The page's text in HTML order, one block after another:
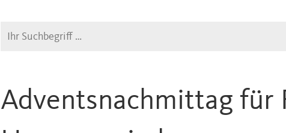
Suche
Adventsnachmittag für